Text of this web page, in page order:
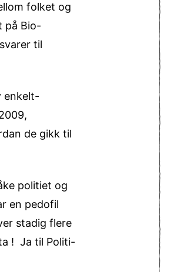
folket og
på Bio-
til
enkelt-
de gikk til
politiet og
en pedofil
stadig flere
! Ja til Politi-